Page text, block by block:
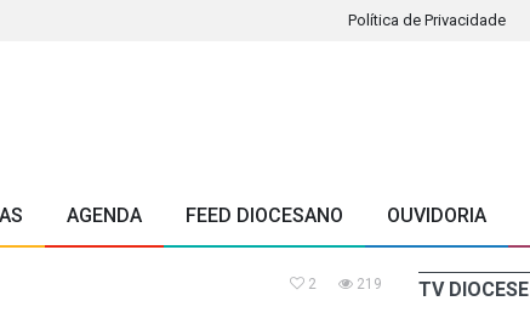
Política de Privacidade
AGENDA FEED DIOCESANO OUVIDORIA
2 219 TV DIOCESE